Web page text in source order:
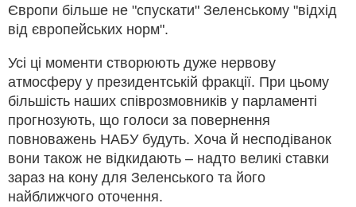
Європи більше не "спускати" Зеленському "відхід
від європейських норм".
Усі ці моменти створюють дуже нервову
атмосферу у президентській фракції. При цьому
більшість наших співрозмовників у парламенті
прогнозують, що голоси за повернення
повноважень НАБУ будуть. Хоча й несподіванок
вони також не відкидають – надто великі ставки
зараз на кону для Зеленського та його
найближчого оточення.